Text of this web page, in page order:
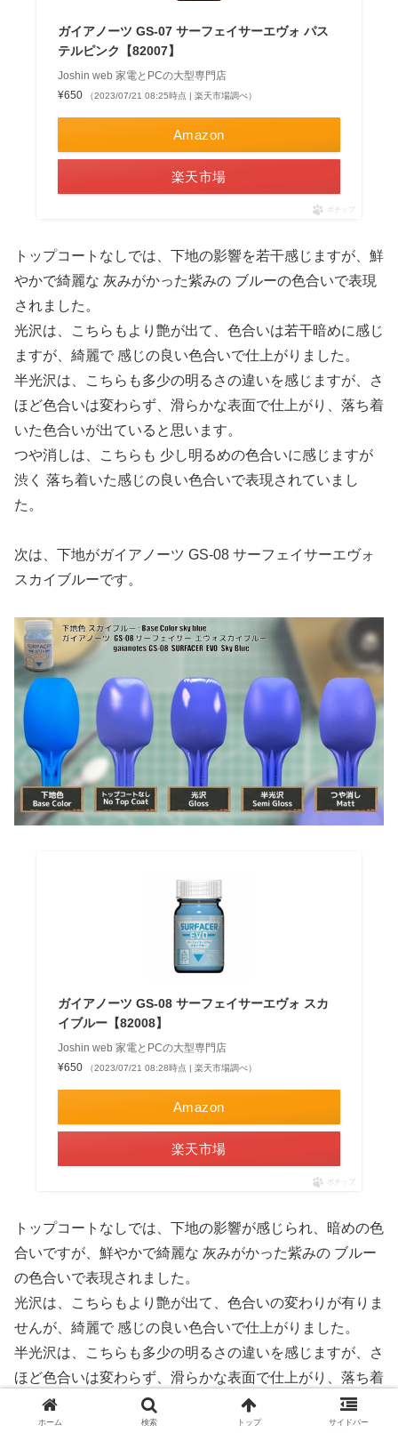
ガイアノーツ GS-07 サーフェイサーエヴォ パス
テルピンク【82007】
Joshin web 家電とPCの大型専門店
¥650
（2023/07/21 08:25時点 | 楽天市場調べ）
Amazon
楽天市場
ポチップ
トップコートなしでは、下地の影響を若干感じますが、鮮
やかで綺麗な 灰みがかった紫みの ブルーの色合いで表現
されました。
光沢は、こちらもより艶が出て、色合いは若干暗めに感じ
ますが、綺麗で 感じの良い色合いで仕上がりました。
半光沢は、こちらも多少の明るさの違いを感じますが、さ
ほど色合いは変わらず、滑らかな表面で仕上がり、落ち着
いた色合いが出ていると思います。
つや消しは、こちらも 少し明るめの色合いに感じますが
渋く 落ち着いた感じの良い色合いで表現されていまし
た。
次は、下地がガイアノーツ GS-08 サーフェイサーエヴォ
スカイブルーです。
ガイアノーツ GS-08 サーフェイサーエヴォ スカ
イブルー【82008】
Joshin web 家電とPCの大型専門店
¥650
（2023/07/21 08:28時点 | 楽天市場調べ）
Amazon
楽天市場
ポチップ
トップコートなしでは、下地の影響が感じられ、暗めの色
合いですが、鮮やかで綺麗な 灰みがかった紫みの ブルー
の色合いで表現されました。
光沢は、こちらもより艶が出て、色合いの変わりが有りま
せんが、綺麗で 感じの良い色合いで仕上がりました。
半光沢は、こちらも多少の明るさの違いを感じますが、さ
ほど色合いは変わらず、滑らかな表面で仕上がり、落ち着
いた色合いが出ていると思います。
つや消しは、こちらも 少し明るめの色合いに感じますが
ホーム 検索 トップ サイドバー